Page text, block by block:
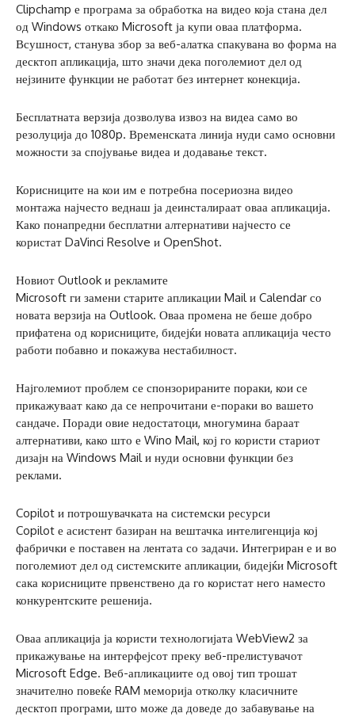
Clipchamp е програма за обработка на видео која стана дел
од Windows откако Microsoft ја купи оваа платформа.
Всушност, станува збор за веб-алатка спакувана во форма на
десктоп апликација, што значи дека поголемиот дел од
нејзините функции не работат без интернет конекција.
Бесплатната верзија дозволува извоз на видеа само во
резолуција до 1080p. Временската линија нуди само основни
можности за спојување видеа и додавање текст.
Корисниците на кои им е потребна посериозна видео
монтажа најчесто веднаш ја деинсталираат оваа апликација.
Како понапредни бесплатни алтернативи најчесто се
користат DaVinci Resolve и OpenShot.
Новиот Outlook и рекламите
Microsoft ги замени старите апликации Mail и Calendar со
новата верзија на Outlook. Оваа промена не беше добро
прифатена од корисниците, бидејќи новата апликација често
работи побавно и покажува нестабилност.
Најголемиот проблем се спонзорираните пораки, кои се
прикажуваат како да се непрочитани е-пораки во вашето
сандаче. Поради овие недостатоци, многумина бараат
алтернативи, како што е Wino Mail, кој го користи стариот
дизајн на Windows Mail и нуди основни функции без
реклами.
Copilot и потрошувачката на системски ресурси
Copilot е асистент базиран на вештачка интелигенција кој
фабрички е поставен на лентата со задачи. Интегриран е и во
поголемиот дел од системските апликации, бидејќи Microsoft
сака корисниците првенствено да го користат него наместо
конкурентските решенија.
Оваа апликација ја користи технологијата WebView2 за
прикажување на интерфејсот преку веб-прелистувачот
Microsoft Edge. Веб-апликациите од овој тип трошат
значително повеќе RAM меморија отколку класичните
десктоп програми, што може да доведе до забавување на